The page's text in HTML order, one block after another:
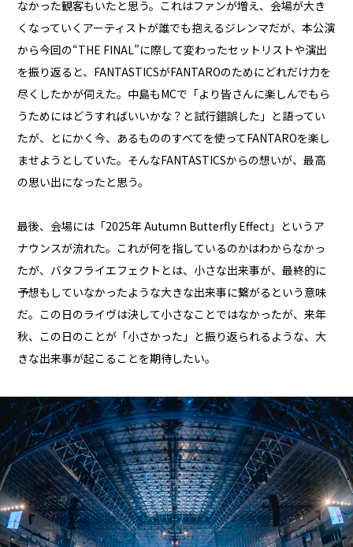
なかった観客もいたと思う。これはファンが増え、会場が大き
くなっていくアーティストが誰でも抱えるジレンマだが、本公演
から今回の“THE FINAL”に際して変わったセットリストや演出
を振り返ると、FANTASTICSがFANTAROのためにどれだけ力を
尽くしたかが伺えた。中島もMCで「より皆さんに楽しんでもら
うためにはどうすればいいかな？と試行錯誤した」と語ってい
たが、とにかく今、あるもののすべてを使ってFANTAROを楽し
ませようとしていた。そんなFANTASTICSからの想いが、最高
の思い出になったと思う。
最後、会場には「2025年 Autumn Butterfly Effect」というア
ナウンスが流れた。これが何を指しているのかはわからなかっ
たが、バタフライエフェクトとは、小さな出来事が、最終的に
予想もしていなかったような大きな出来事に繋がるという意味
だ。この日のライヴは決して小さなことではなかったが、来年
秋、この日のことが「小さかった」と振り返られるような、大
きな出来事が起こることを期待したい。